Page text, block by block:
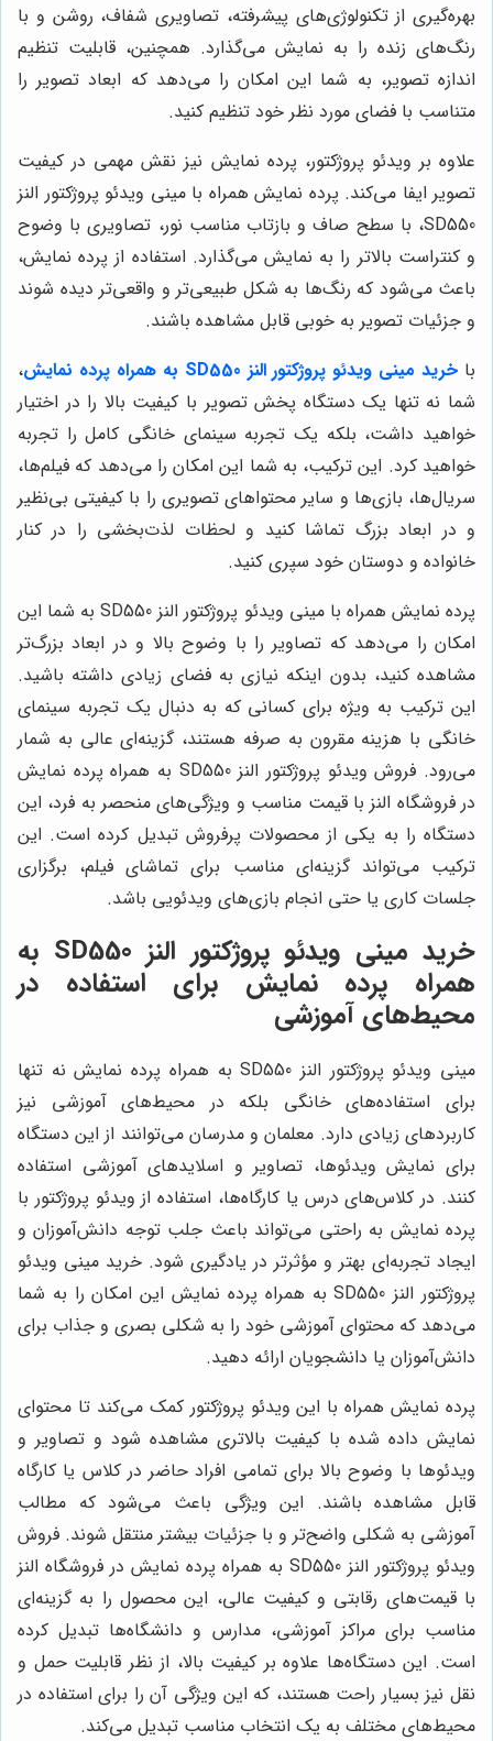
بهره‌گیری از تکنولوژی‌های پیشرفته، تصاویری شفاف، روشن و با
رنگ‌های زنده را به نمایش می‌گذارد. همچنین، قابلیت تنظیم
اندازه تصویر، به شما این امکان را می‌دهد که ابعاد تصویر را
متناسب با فضای مورد نظر خود تنظیم کنید.
علاوه بر ویدئو پروژکتور، پرده نمایش نیز نقش مهمی در کیفیت
تصویر ایفا می‌کند. پرده نمایش همراه با مینی ویدئو پروژکتور النز
SD550، با سطح صاف و بازتاب مناسب نور، تصاویری با وضوح
و کنتراست بالاتر را به نمایش می‌گذارد. استفاده از پرده نمایش،
باعث می‌شود که رنگ‌ها به شکل طبیعی‌تر و واقعی‌تر دیده شوند
و جزئیات تصویر به خوبی قابل مشاهده باشند.
با خرید مینی ویدئو پروژکتور النز SD550 به همراه پرده نمایش
،
شما نه تنها یک دستگاه پخش تصویر با کیفیت بالا را در اختیار
خواهید داشت، بلکه یک تجربه سینمای خانگی کامل را تجربه
خواهید کرد. این ترکیب، به شما این امکان را می‌دهد که فیلم‌ها،
سریال‌ها، بازی‌ها و سایر محتواهای تصویری را با کیفیتی بی‌نظیر
و در ابعاد بزرگ تماشا کنید و لحظات لذت‌بخشی را در کنار
خانواده و دوستان خود سپری کنید.
پرده نمایش همراه با مینی ویدئو پروژکتور النز SD550 به شما این
امکان را می‌دهد که تصاویر را با وضوح بالا و در ابعاد بزرگ‌تر
مشاهده کنید، بدون اینکه نیازی به فضای زیادی داشته باشید.
این ترکیب به ویژه برای کسانی که به دنبال یک تجربه سینمای
خانگی با هزینه مقرون به صرفه هستند، گزینه‌ای عالی به شمار
می‌رود. فروش ویدئو پروژکتور النز SD550 به همراه پرده نمایش
در فروشگاه النز با قیمت مناسب و ویژگی‌های منحصر به فرد، این
دستگاه را به یکی از محصولات پرفروش تبدیل کرده است. این
ترکیب می‌تواند گزینه‌ای مناسب برای تماشای فیلم، برگزاری
جلسات کاری یا حتی انجام بازی‌های ویدئویی باشد.
خرید مینی ویدئو پروژکتور النز SD550 به
همراه پرده نمایش برای استفاده در
محیط‌های آموزشی
مینی ویدئو پروژکتور النز SD550 به همراه پرده نمایش نه تنها
برای استفاده‌های خانگی بلکه در محیط‌های آموزشی نیز
کاربردهای زیادی دارد. معلمان و مدرسان می‌توانند از این دستگاه
برای نمایش ویدئوها، تصاویر و اسلایدهای آموزشی استفاده
کنند. در کلاس‌های درس یا کارگاه‌ها، استفاده از ویدئو پروژکتور با
پرده نمایش به راحتی می‌تواند باعث جلب توجه دانش‌آموزان و
ایجاد تجربه‌ای بهتر و مؤثرتر در یادگیری شود. خرید مینی ویدئو
پروژکتور النز SD550 به همراه پرده نمایش این امکان را به شما
می‌دهد که محتوای آموزشی خود را به شکلی بصری و جذاب برای
دانش‌آموزان یا دانشجویان ارائه دهید.
پرده نمایش همراه با این ویدئو پروژکتور کمک می‌کند تا محتوای
نمایش داده شده با کیفیت بالاتری مشاهده شود و تصاویر و
ویدئوها با وضوح بالا برای تمامی افراد حاضر در کلاس یا کارگاه
قابل مشاهده باشند. این ویژگی باعث می‌شود که مطالب
آموزشی به شکلی واضح‌تر و با جزئیات بیشتر منتقل شوند. فروش
ویدئو پروژکتور النز SD550 به همراه پرده نمایش در فروشگاه النز
با قیمت‌های رقابتی و کیفیت عالی، این محصول را به گزینه‌ای
مناسب برای مراکز آموزشی، مدارس و دانشگاه‌ها تبدیل کرده
است. این دستگاه‌ها علاوه بر کیفیت بالا، از نظر قابلیت حمل و
نقل نیز بسیار راحت هستند، که این ویژگی آن را برای استفاده در
محیط‌های مختلف به یک انتخاب مناسب تبدیل می‌کند.